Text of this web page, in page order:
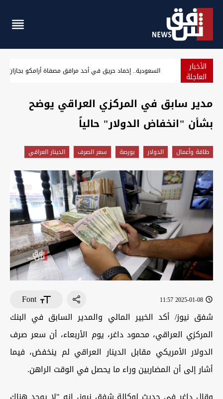
الأخبار
العاجلة العراق يحافظ على ترتيبه ضمن الجوازات الأضعف عالمياً في آب 2026
مدير سابق في المركزي العراقي يوضح
بشأن "انخفاض الدولار" حالياً
طاقة وأعمال الدولار بورصة سعر الصرف الدينار العراقي
2025-01-08 11:57
Font
شفق نيوز/ أكد الخبير المالي والمدير السابق في البنك
المركزي العراقي، محمود داغر، يوم الأربعاء، أن سعر صرف
الدولار الأمريكي مقابل الدينار العراقي لم ينخفض، فيما
أشار إلى أن المضاربين وراء ما يحصل في الوقت الراهن.